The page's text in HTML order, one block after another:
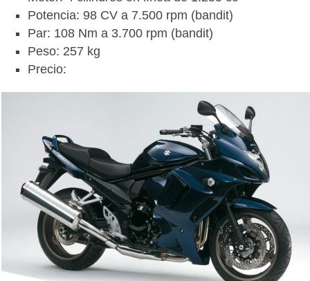
Potencia: 98 CV a 7.500 rpm (bandit)
Par: 108 Nm a 3.700 rpm (bandit)
Peso: 257 kg
Precio: